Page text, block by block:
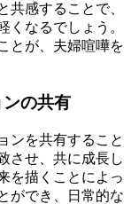
共感することで、
くなるでしょう。
とが、夫婦喧嘩を
の共有
ンを共有すること
させ、共に成長し
を描くことによっ
ができ、日常的な